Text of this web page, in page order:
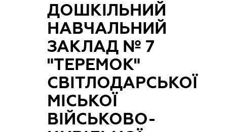
ДОШКІЛЬНИЙ
НАВЧАЛЬНИЙ
ЗАКЛАД № 7
"ТЕРЕМОК"
СВІТЛОДАРСЬКОЇ
МІСЬКОЇ
ВІЙСЬКОВО-